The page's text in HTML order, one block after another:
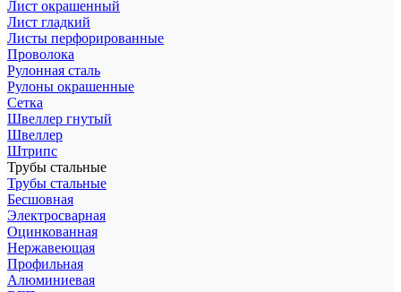
Лист окрашенный
Лист гладкий
Листы перфорированные
Проволока
Рулонная сталь
Рулоны окрашенные
Сетка
Швеллер гнутый
Швеллер
Штрипс
Трубы стальные
Трубы стальные
Бесшовная
Электросварная
Оцинкованная
Нержавеющая
Профильная
Алюминиевая